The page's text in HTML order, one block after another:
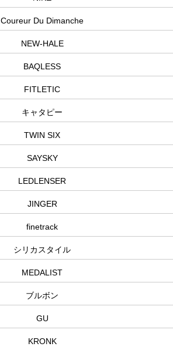
Coureur Du Dimanche
NEW-HALE
BAQLESS
FITLETIC
キャタピー
TWIN SIX
SAYSKY
LEDLENSER
JINGER
finetrack
シリカスタイル
MEDALIST
ブルボン
GU
KRONK